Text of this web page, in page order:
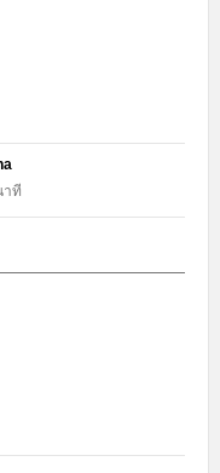
a
าที